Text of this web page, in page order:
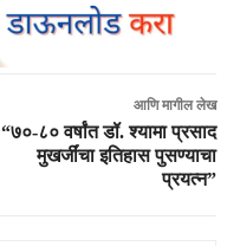
आणि मागील लेख
“७०-८० वर्षांत डॉ. श्यामा प्रसाद
मुखर्जींचा इतिहास पुसण्याचा
प्रयत्न”